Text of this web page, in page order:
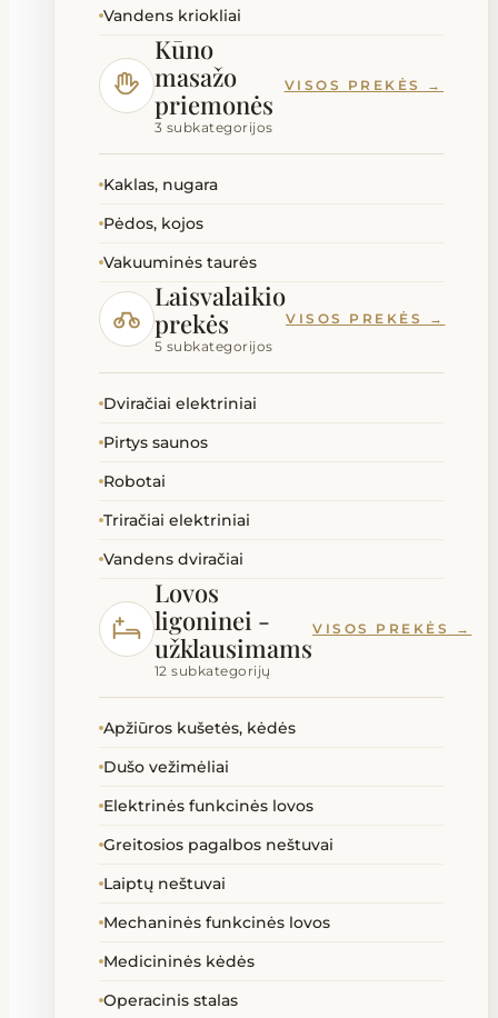
Vandens kriokliai
Kūno
masažo
priemonės
3 subkategorijos
VISOS PREKĖS →
Kaklas, nugara
Pėdos, kojos
Vakuuminės taurės
Laisvalaikio
prekės
5 subkategorijos
VISOS PREKĖS →
Dviračiai elektriniai
Pirtys saunos
Robotai
Triračiai elektriniai
Vandens dviračiai
Lovos
ligoninei -
užklausimams
12 subkategorijų
VISOS PREKĖS →
Apžiūros kušetės, kėdės
Dušo vežimėliai
Elektrinės funkcinės lovos
Greitosios pagalbos neštuvai
Laiptų neštuvai
Mechaninės funkcinės lovos
Medicininės kėdės
Operacinis stalas